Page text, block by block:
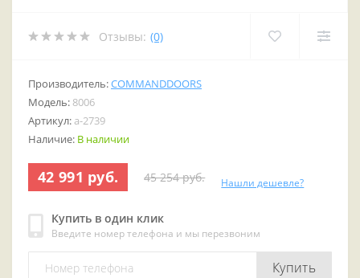
Отзывы: (0)
Производитель:COMMANDDOORS
Модель: 8006
Артикул: a-2739
Наличие: В наличии
42 991 руб. 45 254 руб. Нашли дешевле?
Купить в один клик
Введите номер телефона и мы перезвоним
Купить